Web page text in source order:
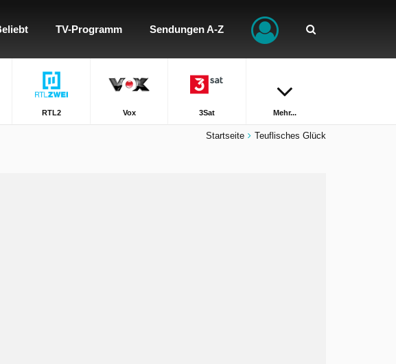
TV-Programm Sendungen A-Z
RTL2 Vox 3Sat Mehr...
Startseite Teuflisches Glück